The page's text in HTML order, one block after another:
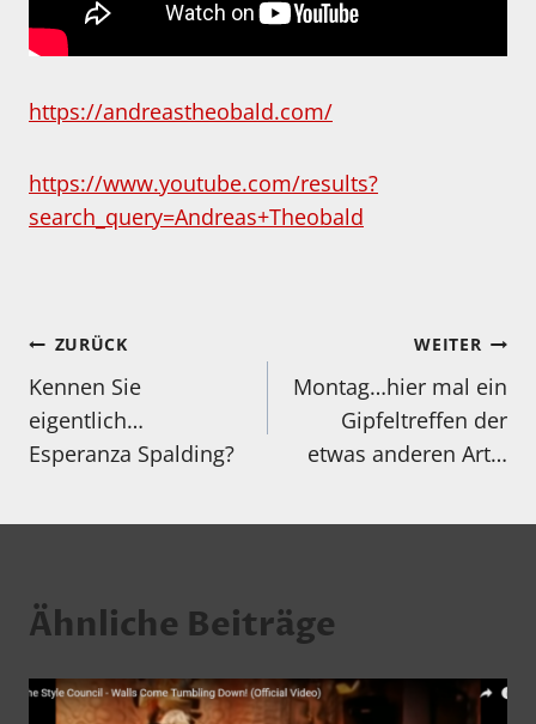
https://andreastheobald.com/
https://www.youtube.com/results?
search_query=Andreas+Theobald
Beitragsnavigation
ZURÜCK
Kennen Sie
eigentlich…
Esperanza Spalding?
WEITER
Montag…hier mal ein
Gipfeltreffen der
etwas anderen Art…
Ähnliche Beiträge